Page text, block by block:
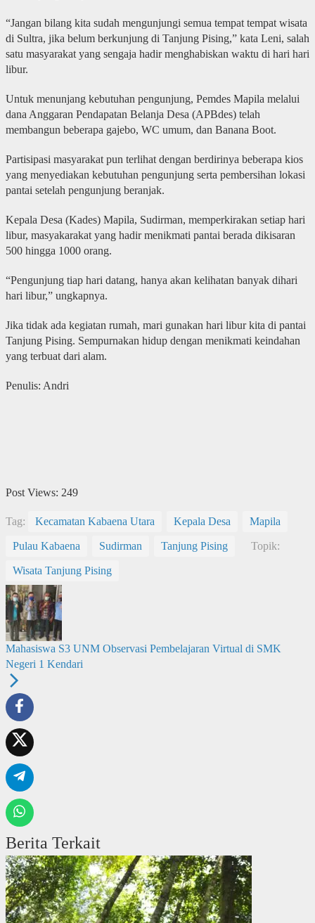
“Jangan bilang kita sudah mengunjungi semua tempat tempat wisata
di Sultra, jika belum berkunjung di Tanjung Pising,” kata Leni, salah
satu masyarakat yang sengaja hadir menghabiskan waktu di hari hari
libur.
Untuk menunjang kebutuhan pengunjung, Pemdes Mapila melalui
dana Anggaran Pendapatan Belanja Desa (APBdes) telah
membangun beberapa gajebo, WC umum, dan Banana Boot.
Partisipasi masyarakat pun terlihat dengan berdirinya beberapa kios
yang menyediakan kebutuhan pengunjung serta pembersihan lokasi
pantai setelah pengunjung beranjak.
Kepala Desa (Kades) Mapila, Sudirman, memperkirakan setiap hari
libur, masyakarakat yang hadir menikmati pantai berada dikisaran
500 hingga 1000 orang.
“Pengunjung tiap hari datang, hanya akan kelihatan banyak dihari
hari libur,” ungkapnya.
Jika tidak ada kegiatan rumah, mari gunakan hari libur kita di pantai
Tanjung Pising. Sempurnakan hidup dengan menikmati keindahan
yang terbuat dari alam.
Penulis: Andri
Post Views: 249
Tag: Kecamatan Kabaena Utara Kepala Desa Mapila
Pulau Kabaena Sudirman Tanjung Pising Topik:
Wisata Tanjung Pising
Mahasiswa S3 UNM Observasi Pembelajaran Virtual di SMK
Negeri 1 Kendari
Berita Terkait